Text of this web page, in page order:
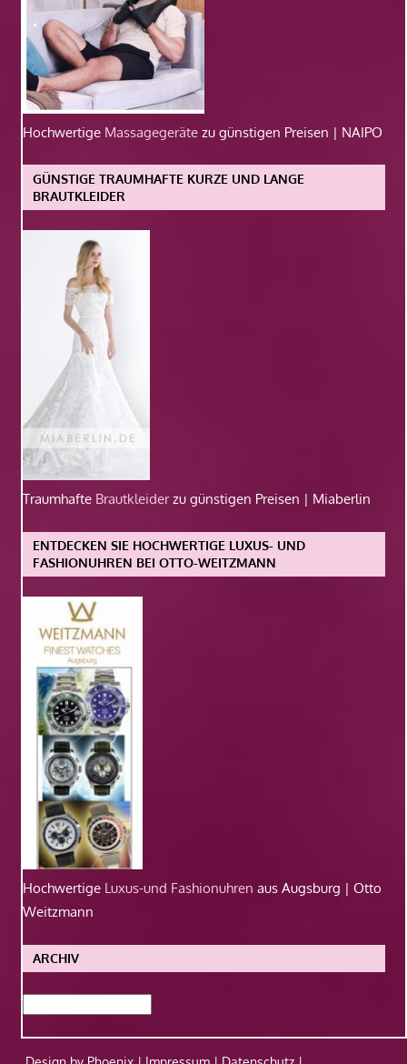
Hochwertige Massagegeräte zu günstigen Preisen | NAIPO
GÜNSTIGE TRAUMHAFTE KURZE UND LANGE
BRAUTKLEIDER
Traumhafte Brautkleiderzu günstigen Preisen | Miaberlin
ENTDECKEN SIE HOCHWERTIGE LUXUS- UND
FASHIONUHREN BEI OTTO-WEITZMANN
Hochwertige Luxus-und Fashionuhren aus Augsburg | Otto
Weitzmann
ARCHIV